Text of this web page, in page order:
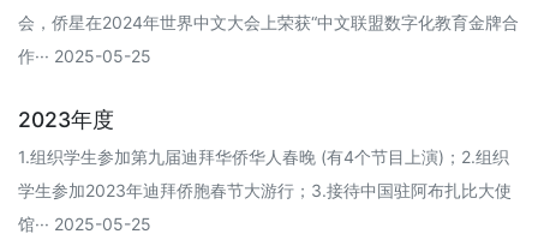
会，侨星在2024年世界中文大会上荣获“中文联盟数字化教育金牌合
作··· 2025-05-25
2023年度
1.组织学生参加第九届迪拜华侨华人春晚 (有4个节目上演)；2.组织
学生参加2023年迪拜侨胞春节大游行；3.接待中国驻阿布扎比大使
馆··· 2025-05-25